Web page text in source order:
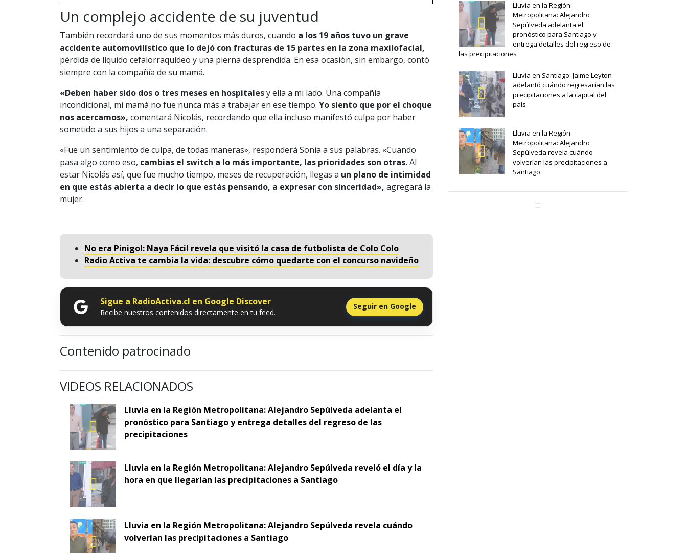
Un complejo accidente de su juventud
También recordará uno de sus momentos más duros, cuando a los 19 años tuvo un grave
accidente automovilístico que lo dejó con fracturas de 15 partes en la zona maxilofacial,
pérdida de líquido cefalorraquídeo y una pierna desprendida. En esa ocasión, sin embargo, contó
siempre con la compañía de su mamá.
«Deben haber sido dos o tres meses en hospitalesy ella a mi lado. Una compañía
incondicional, mi mamá no fue nunca más a trabajar en ese tiempo. Yo siento que por el choque
nos acercamos», comentará Nicolás, recordando que ella incluso manifestó culpa por haber
sometido a sus hijos a una separación.
«Fue un sentimiento de culpa, de todas maneras», responderá Sonia a sus palabras. «Cuando
pasa algo como eso, cambias el switch a lo más importante, las prioridades son otras.Al
estar Nicolás así, que fue mucho tiempo, meses de recuperación, llegas a un plano de intimidad
en que estás abierta a decir lo que estás pensando, a expresar con sinceridad», agregará la
mujer.
No era Pinigol: Naya Fácil revela que visitó la casa de futbolista de Colo Colo
Radio Activa te cambia la vida: descubre cómo quedarte con el concurso navideño
Sigue a RadioActiva.cl en Google Discover
Recibe nuestros contenidos directamente en tu feed.
Seguir en Google
Contenido patrocinado
VIDEOS RELACIONADOS
Lluvia en la Región Metropolitana: Alejandro Sepúlveda adelanta el
pronóstico para Santiago y entrega detalles del regreso de las
precipitaciones
Lluvia en la Región Metropolitana: Alejandro Sepúlveda reveló el día y la
hora en que llegarían las precipitaciones a Santiago
Lluvia en la Región Metropolitana: Alejandro Sepúlveda revela cuándo
volverían las precipitaciones a Santiago
Lluvia en la Región
Metropolitana: Alejandro
Sepúlveda adelanta el
pronóstico para Santiago y
entrega detalles del regreso de
las precipitaciones
Lluvia en Santiago: Jaime Leyton
adelantó cuándo regresarían las
precipitaciones a la capital del
país
Lluvia en la Región
Metropolitana: Alejandro
Sepúlveda revela cuándo
volverían las precipitaciones a
Santiago